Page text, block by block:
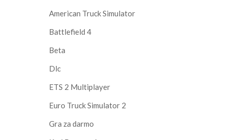
American Truck Simulator
Battlefield 4
Beta
Dlc
ETS 2 Multiplayer
Euro Truck Simulator 2
Gra za darmo